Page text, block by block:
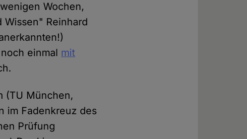
Wochen,
Reinhard
einmal mit
(TU München,
im Fadenkreuz des
Prüfung